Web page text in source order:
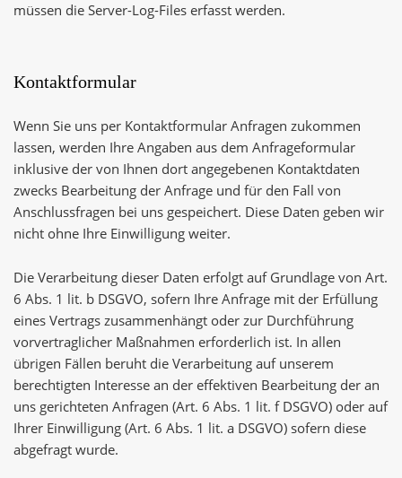
müssen die Server-Log-Files erfasst werden.
Kontaktformular
Wenn Sie uns per Kontaktformular Anfragen zukommen
lassen, werden Ihre Angaben aus dem Anfrageformular
inklusive der von Ihnen dort angegebenen Kontaktdaten
zwecks Bearbeitung der Anfrage und für den Fall von
Anschlussfragen bei uns gespeichert. Diese Daten geben wir
nicht ohne Ihre Einwilligung weiter.
Die Verarbeitung dieser Daten erfolgt auf Grundlage von Art.
6 Abs. 1 lit. b DSGVO, sofern Ihre Anfrage mit der Erfüllung
eines Vertrags zusammenhängt oder zur Durchführung
vorvertraglicher Maßnahmen erforderlich ist. In allen
übrigen Fällen beruht die Verarbeitung auf unserem
berechtigten Interesse an der effektiven Bearbeitung der an
uns gerichteten Anfragen (Art. 6 Abs. 1 lit. f DSGVO) oder auf
Ihrer Einwilligung (Art. 6 Abs. 1 lit. a DSGVO) sofern diese
abgefragt wurde.